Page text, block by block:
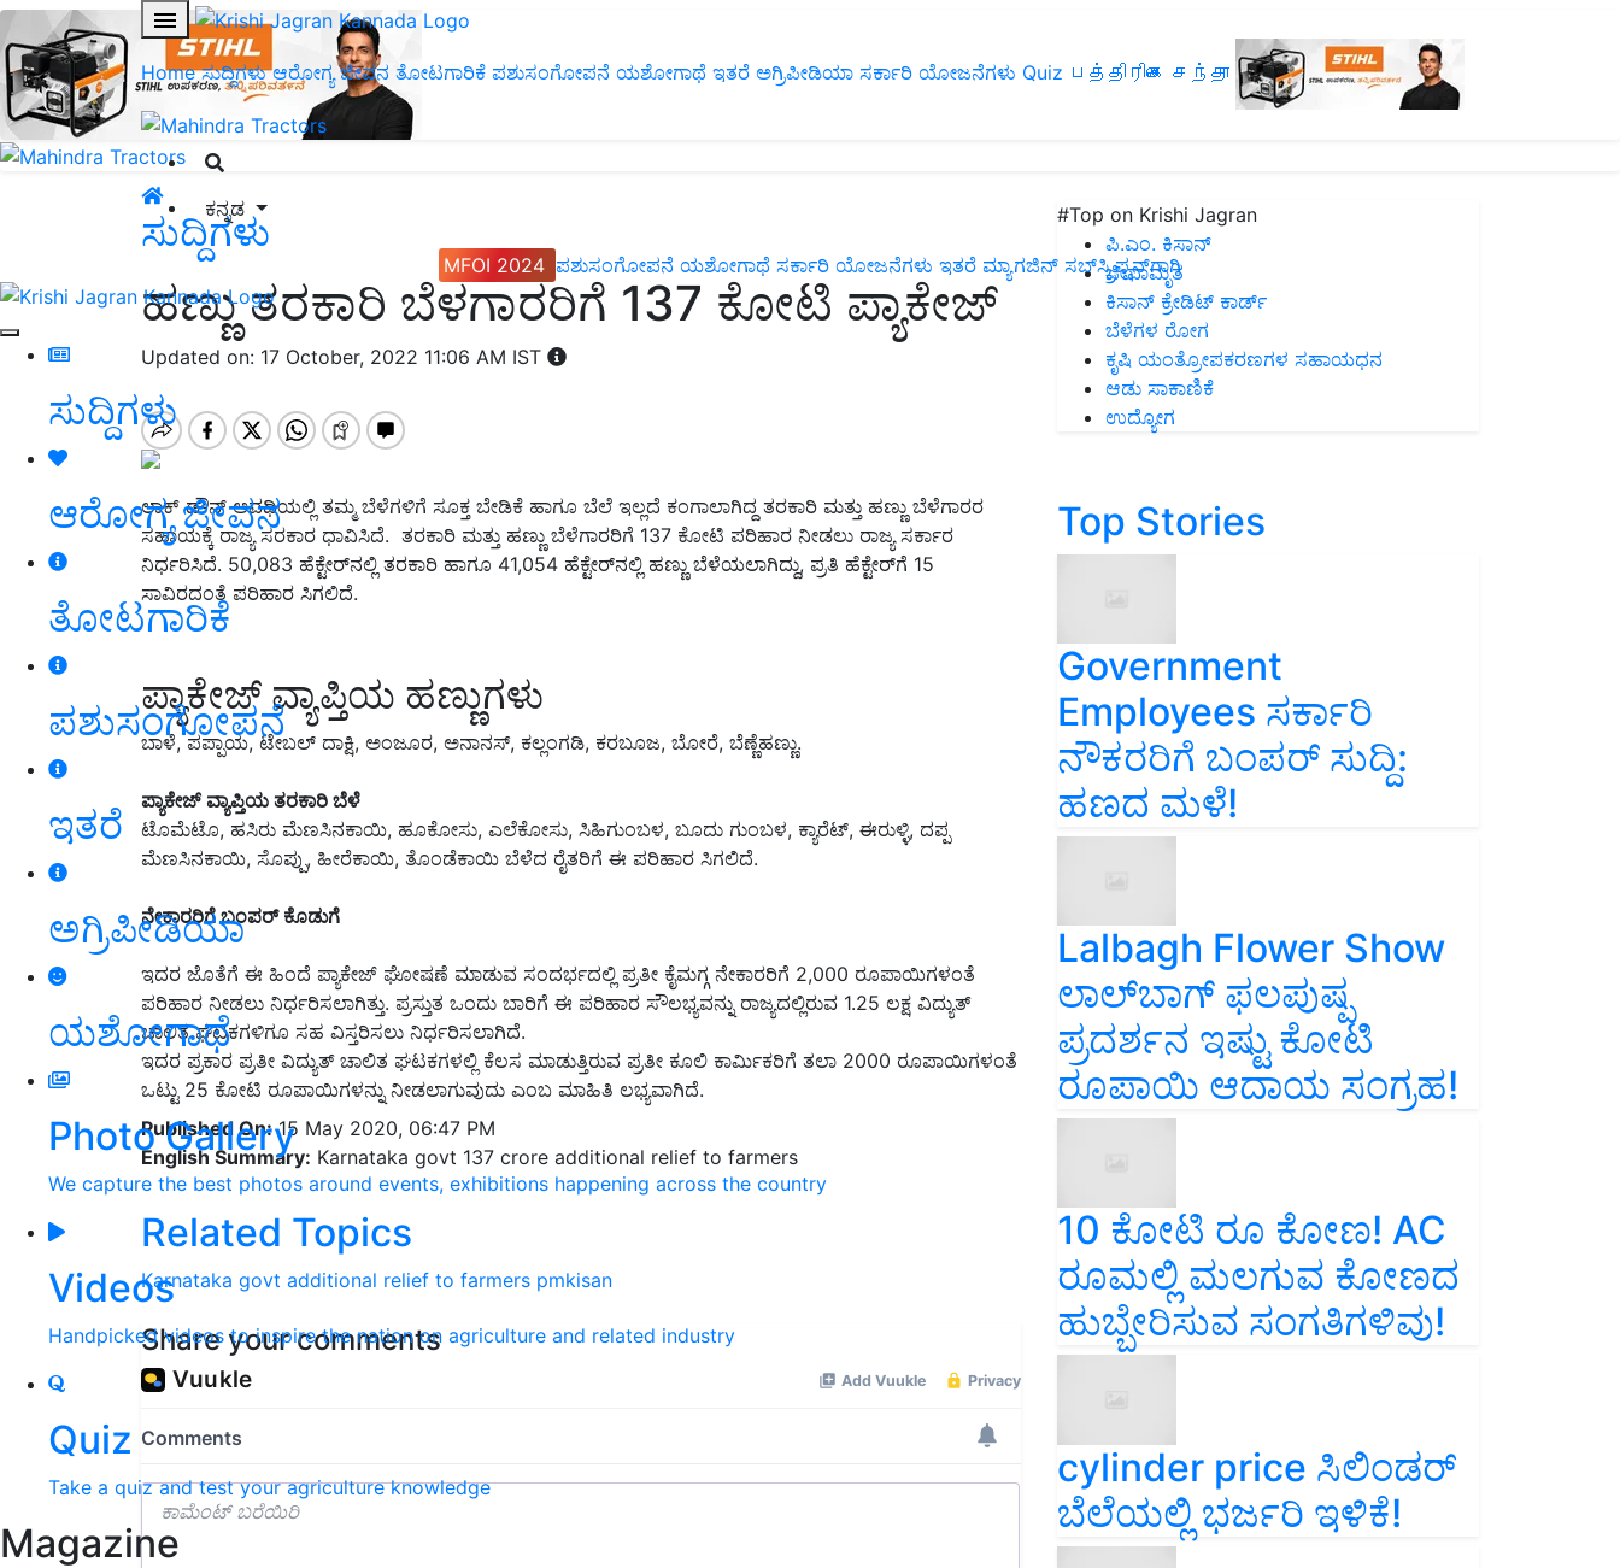
Home ಸುದ್ದಿಗಳು ಆರೋಗ್ಯ ಜೀವನ ತೋಟಗಾರಿಕೆ ಪಶುಸಂಗೋಪನೆ ಯಶೋಗಾಥೆ ಇತರೆ ಅಗ್ರಿಪೀಡಿಯಾ ಸರ್ಕಾರಿ ಯೋಜನೆಗಳು Quiz பத்திரிகை சந்தா
ಕನ್ನಡ
MFOI 2024 ಪಶುಸಂಗೋಪನೆ ಯಶೋಗಾಥೆ ಸರ್ಕಾರಿ ಯೋಜನೆಗಳು ಇತರೆ ಮ್ಯಾಗಜಿನ್‌ ಸಬ್‌ಸ್ಕ್ರಿಪ್ಷನ್‌ಗಾಗಿ
ಸುದ್ದಿಗಳು
ಆರೋಗ್ಯ ಜೀವನ
ತೋಟಗಾರಿಕೆ
ಪಶುಸಂಗೋಪನೆ
ಇತರೆ
ಅಗ್ರಿಪೀಡಿಯಾ
ಯಶೋಗಾಥೆ
Photo Gallery
We capture the best photos around events, exhibitions happening across the country
Videos
Handpicked videos to inspire the nation on agriculture and related industry
Quiz
Take a quiz and test your agriculture knowledge
Magazine
ಸುದ್ದಿಗಳು
ಹಣ್ಣು ತರಕಾರಿ ಬೆಳಗಾರರಿಗೆ 137 ಕೋಟಿ ಪ್ಯಾಕೇಜ್
Updated on: 17 October, 2022 11:06 AM IST
ಲಾಕ್ ಡೌನ್ ಅವಧಿಯಲ್ಲಿ ತಮ್ಮ ಬೆಳೆಗಳಿಗೆ ಸೂಕ್ತ ಬೇಡಿಕೆ ಹಾಗೂ ಬೆಲೆ ಇಲ್ಲದೆ ಕಂಗಾಲಾಗಿದ್ದ ತರಕಾರಿ ಮತ್ತು ಹಣ್ಣು ಬೆಳೆಗಾರರ
ಸಹಾಯಕ್ಕೆ ರಾಜ್ಯ ಸರಕಾರ ಧಾವಿಸಿದೆ. ತರಕಾರಿ ಮತ್ತು ಹಣ್ಣು ಬೆಳೆಗಾರರಿಗೆ 137 ಕೋಟಿ ಪರಿಹಾರ ನೀಡಲು ರಾಜ್ಯ ಸರ್ಕಾರ
ನಿರ್ಧರಿಸಿದೆ. 50,083 ಹೆಕ್ಟೇರ್‌ನಲ್ಲಿ ತರಕಾರಿ ಹಾಗೂ 41,054 ಹೆಕ್ಟೇರ್‌ನಲ್ಲಿ ಹಣ್ಣು ಬೆಳೆಯಲಾಗಿದ್ದು, ಪ್ರತಿ ಹೆಕ್ಟೇರ್‌ಗೆ 15
ಸಾವಿರದಂತೆ ಪರಿಹಾರ ಸಿಗಲಿದೆ.
ಪ್ಯಾಕೇಜ್ ವ್ಯಾಪ್ತಿಯ ಹಣ್ಣುಗಳು
ಬಾಳೆ, ಪಪ್ಪಾಯ, ಟೇಬಲ್‌ ದಾಕ್ಷಿ, ಅಂಜೂರ, ಅನಾನಸ್‌, ಕಲ್ಲಂಗಡಿ, ಕರಬೂಜ, ಬೋರೆ, ಬೆಣ್ಣೆಹಣ್ಣು.
ಪ್ಯಾಕೇಜ್ ವ್ಯಾಪ್ತಿಯ ತರಕಾರಿ ಬೆಳೆ
ಟೊಮೆಟೊ, ಹಸಿರು ಮೆಣಸಿನಕಾಯಿ, ಹೂಕೋಸು, ಎಲೆಕೋಸು, ಸಿಹಿಗುಂಬಳ, ಬೂದು ಗುಂಬಳ, ಕ್ಯಾರೆಟ್‌, ಈರುಳ್ಳಿ, ದಪ್ಪ
ಮೆಣಸಿನಕಾಯಿ, ಸೊಪ್ಪು, ಹೀರೆಕಾಯಿ, ತೊಂಡೆಕಾಯಿ ಬೆಳೆದ ರೈತರಿಗೆ ಈ ಪರಿಹಾರ ಸಿಗಲಿದೆ.
ನೇಕಾರರಿಗೆ ಬಂಪರ್ ಕೊಡುಗೆ
ಇದರ ಜೊತೆಗೆ ಈ ಹಿಂದೆ ಪ್ಯಾಕೇಜ್ ಘೋಷಣೆ ಮಾಡುವ ಸಂದರ್ಭದಲ್ಲಿ ಪ್ರತೀ ಕೈಮಗ್ಗ ನೇಕಾರರಿಗೆ 2,000 ರೂಪಾಯಿಗಳಂತೆ
ಪರಿಹಾರ ನೀಡಲು ನಿರ್ಧರಿಸಲಾಗಿತ್ತು. ಪ್ರಸ್ತುತ ಒಂದು ಬಾರಿಗೆ ಈ ಪರಿಹಾರ ಸೌಲಭ್ಯವನ್ನು ರಾಜ್ಯದಲ್ಲಿರುವ 1.25 ಲಕ್ಷ ವಿದ್ಯುತ್
ಚಾಲಿತ ಘಟಕಗಳಿಗೂ ಸಹ ವಿಸ್ತರಿಸಲು ನಿರ್ಧರಿಸಲಾಗಿದೆ.
ಇದರ ಪ್ರಕಾರ ಪ್ರತೀ ವಿದ್ಯುತ್ ಚಾಲಿತ ಘಟಕಗಳಲ್ಲಿ ಕೆಲಸ ಮಾಡುತ್ತಿರುವ ಪ್ರತೀ ಕೂಲಿ ಕಾರ್ಮಿಕರಿಗೆ ತಲಾ 2000 ರೂಪಾಯಿಗಳಂತೆ
ಒಟ್ಟು 25 ಕೋಟಿ ರೂಪಾಯಿಗಳನ್ನು ನೀಡಲಾಗುವುದು ಎಂಬ ಮಾಹಿತಿ ಲಭ್ಯವಾಗಿದೆ.
Published On:15 May 2020, 06:47 PM
English Summary: Karnataka govt 137 crore additional relief to farmers
Related Topics
Karnataka govt additional relief to farmers pmkisan
Share your comments
#Top on Krishi Jagran
ಪಿ.ಎಂ. ಕಿಸಾನ್
ಜೀವಾಮೃತ
ಕಿಸಾನ್ ಕ್ರೇಡಿಟ್ ಕಾರ್ಡ್
ಬೆಳೆಗಳ ರೋಗ
ಕೃಷಿ ಯಂತ್ರೋಪಕರಣಗಳ ಸಹಾಯಧನ
ಆಡು ಸಾಕಾಣಿಕೆ
ಉದ್ಯೋಗ
Top Stories
Government
Employees ಸರ್ಕಾರಿ
ನೌಕರರಿಗೆ ಬಂಪರ್‌ ಸುದ್ದಿ:
ಹಣದ ಮಳೆ!
Lalbagh Flower Show
ಲಾಲ್‌ಬಾಗ್ ಫಲಪುಷ್ಪ
ಪ್ರದರ್ಶನ ಇಷ್ಟು ಕೋಟಿ
ರೂಪಾಯಿ ಆದಾಯ ಸಂಗ್ರಹ!
10 ಕೋಟಿ ರೂ ಕೋಣ! AC
ರೂಮಲ್ಲಿ ಮಲಗುವ ಕೋಣದ
ಹುಬ್ಬೇರಿಸುವ ಸಂಗತಿಗಳಿವು!
cylinder price ಸಿಲಿಂಡರ್‌
ಬೆಲೆಯಲ್ಲಿ ಭರ್ಜರಿ ಇಳಿಕೆ!